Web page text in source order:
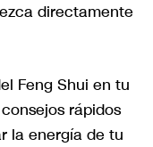
directamente
Feng Shui en tu
rápidos
la energía de tu